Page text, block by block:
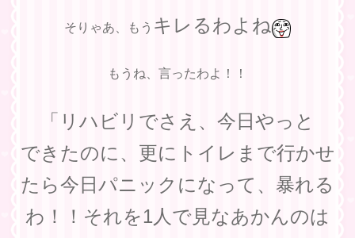
そりゃあ、もう キレるわよね
もうね、言ったわよ！！
「リハビリでさえ、今日やっと
できたのに、更にトイレまで行かせ
たら今日パニックになって、暴れる
わ！！それを1人で見なあかんのは